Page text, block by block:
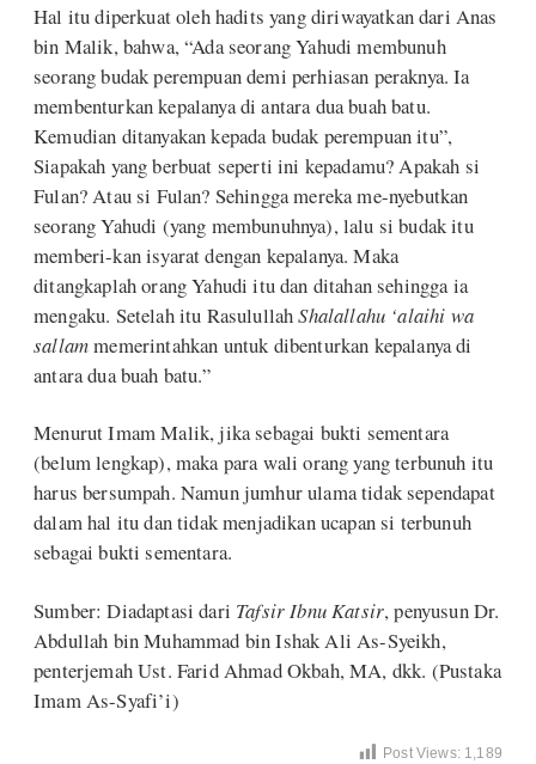
Hal itu diperkuat oleh hadits yang diriwayatkan dari Anas
bin Malik, bahwa, “Ada seorang Yahudi membunuh
seorang budak perempuan demi perhiasan peraknya. Ia
membenturkan kepalanya di antara dua buah batu.
Kemudian ditanyakan kepada budak perempuan itu”,
Siapakah yang berbuat seperti ini kepadamu? Apakah si
Fulan? Atau si Fulan? Sehingga mereka me-nyebutkan
seorang Yahudi (yang membunuhnya), lalu si budak itu
memberi-kan isyarat dengan kepalanya. Maka
ditangkaplah orang Yahudi itu dan ditahan sehingga ia
mengaku. Setelah itu RasulullahShalallahu ‘alaihi wa
sallammemerintahkan untuk dibenturkan kepalanya di
antara dua buah batu.”
Menurut Imam Malik, jika sebagai bukti sementara
(belum lengkap), maka para wali orang yang terbunuh itu
harus bersumpah. Namun jumhur ulama tidak sependapat
dalam hal itu dan tidak menjadikan ucapan si terbunuh
sebagai bukti sementara.
Sumber: Diadaptasi dari Tafsir Ibnu Katsir, penyusun Dr.
Abdullah bin Muhammad bin Ishak Ali As-Syeikh,
penterjemah Ust. Farid Ahmad Okbah, MA, dkk. (Pustaka
Imam As-Syafi’i)
Post Views: 1,189